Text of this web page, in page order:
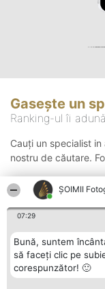
ȘOIMII
07:29
Bună, suntem
să faceți clic pe
corespunzător! 🙂
Gasește un
Ranking-ul îi
Cauți un specialist
nostru de căutare.